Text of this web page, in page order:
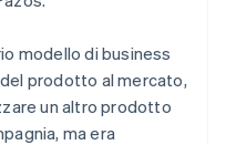
modello di business
prodotto al mercato,
un altro prodotto
ma era